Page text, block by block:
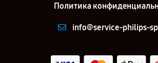
Политика
info@service-philips-